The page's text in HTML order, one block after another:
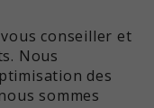
conseiller et
Nous
des
sommes